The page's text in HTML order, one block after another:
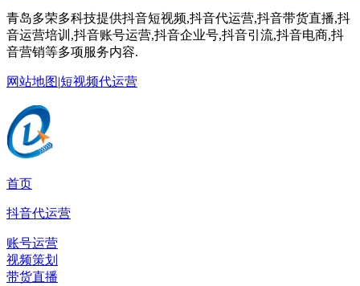
青岛多荣多科技提供抖音短视频,抖音代运营,抖音带货直播,抖
音运营培训,抖音账号运营,抖音企业号,抖音引流,抖音电商,抖
音营销等多项服务内容.
网站地图|短视频代运营
首页
抖音代运营
账号运营
视频策划
带货直播